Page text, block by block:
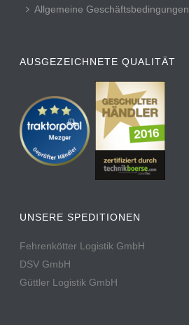
Allgemeine Geschäftsbedingungen
AUSGEZEICHNETE QUALITÄT
UNSERE SPEDITIONEN
Fehrenkötter Logistik GmbH
DSV GmbH
Güttler Logistik GmbH